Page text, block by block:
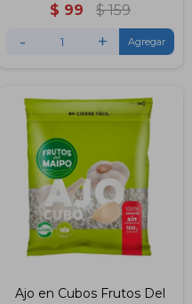
$ 99 $ 159
- +
Ajo en Cubos Frutos Del